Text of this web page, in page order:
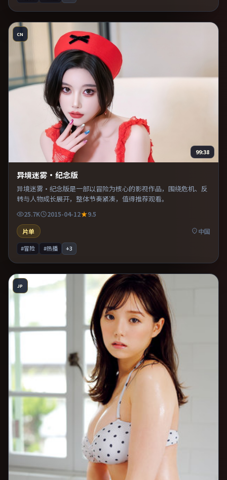
CN
99:38
异境迷雾·纪念版
异境迷雾·纪念版是一部以冒险为核心的影视作品，围绕危机、反
转与人物成长展开，整体节奏紧凑，值得推荐观看。
25.7K 2015-04-12
9.5
片单
中国
#冒险 #热播 +3
JP